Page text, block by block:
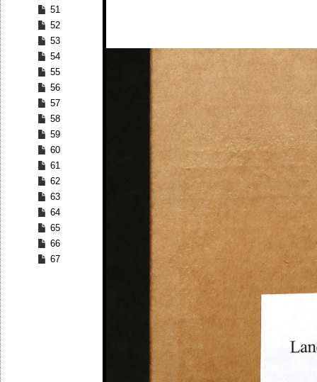
51
52
53
54
55
56
57
58
59
60
61
62
63
64
65
66
67